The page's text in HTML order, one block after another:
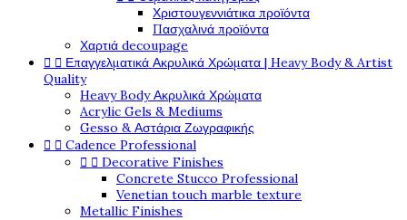
Χριστουγεννιάτικα προϊόντα
Πασχαλινά προϊόντα
Χαρτιά decoupage
  Επαγγελματικά Ακρυλικά Χρώματα | Heavy Body & Artist
Quality
Heavy Body Ακρυλικά Χρώματα
Acrylic Gels & Mediums
Gesso & Αστάρια Ζωγραφικής
  Cadence Professional
  Decorative Finishes
Concrete Stucco Professional
Venetian touch marble texture
Metallic Finishes